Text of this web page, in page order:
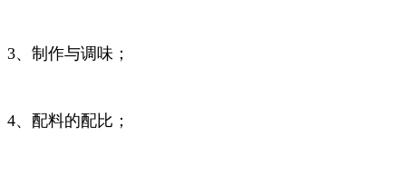
3、制作与调味；
4、配料的配比；